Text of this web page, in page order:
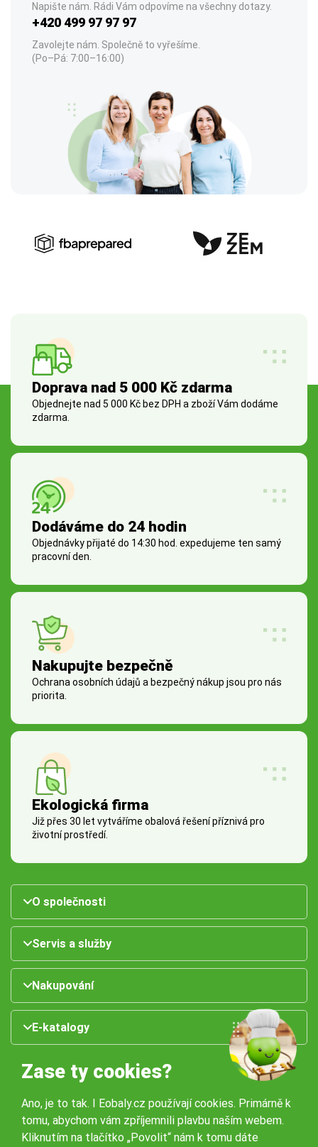
Napište nám. Rádi Vám odpovíme na všechny dotazy.
+420 499 97 97 97
Zavolejte nám. Společně to vyřešíme.
(Po–Pá: 7:00–16:00)
Doprava nad 5 000 Kč zdarma
Objednejte nad 5 000 Kč bez DPH a zboží Vám dodáme
zdarma.
Dodáváme do 24 hodin
Objednávky přijaté do 14:30 hod. expedujeme ten samý
pracovní den.
Nakupujte bezpečně
Ochrana osobních údajů a bezpečný nákup jsou pro nás
priorita.
Ekologická firma
Již přes 30 let vytváříme obalová řešení příznivá pro
životní prostředí.
O společnosti
Servis a služby
Nakupování
E-katalogy
Zase ty cookies?
Ano, je to tak. I Eobaly.cz používají cookies. Primárně k
tomu, abychom vám zpříjemnili plavbu naším webem.
Kliknutím na tlačítko „Povolit“ nám k tomu dáte